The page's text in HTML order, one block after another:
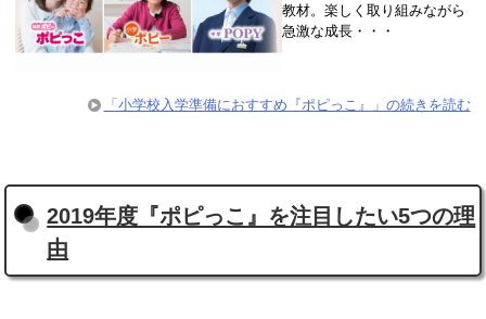
教材。楽しく取り組みながら
急激な成長・・・
「小学校入学準備におすすめ『ポピっこ』」の続きを読む
2019年度『ポピっこ』を注目したい5つの理
由